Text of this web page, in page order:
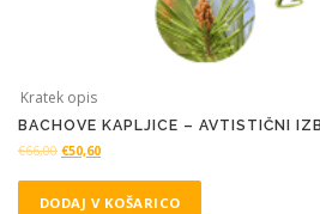
Kratek opis
BACHOVE KAPLJICE – AVTISTIČNI
€66,00 €50,60
DODAJ V KOŠARICO